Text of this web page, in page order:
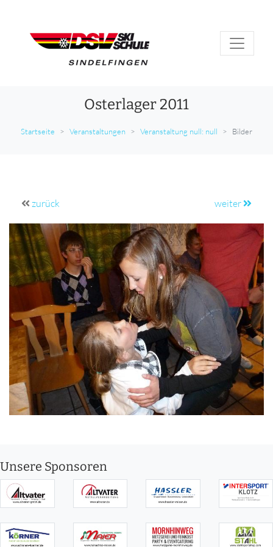
Osterlager 2011
Startseite Veranstaltungen Veranstaltung null: null Bilder
zurück weiter
Unsere Sponsoren